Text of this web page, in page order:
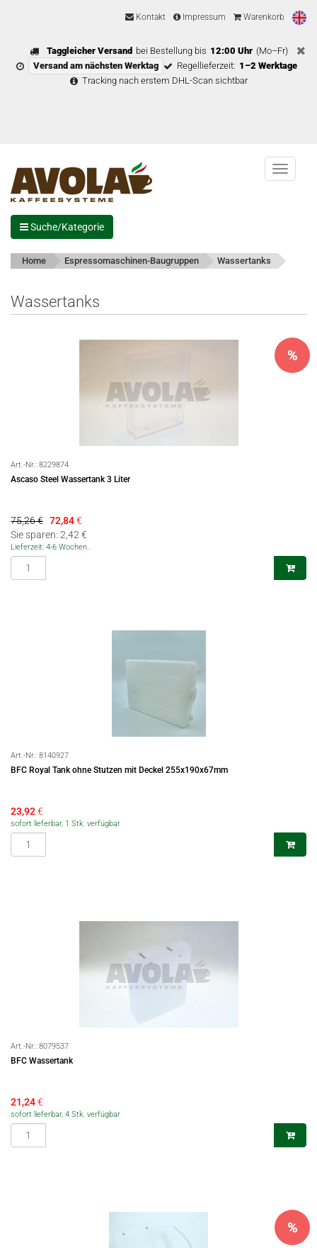
Kontakt Impressum Warenkorb
Taggleicher Versand bei Bestellung bis 12:00 Uhr (Mo–Fr)
Versand am nächsten Werktag
Regellieferzeit: 1–2 Werktage
Tracking nach erstem DHL-Scan sichtbar
Menu
Suche/Kategorie
Home Espressomaschinen-Baugruppen Wassertanks
Wassertanks
Art.-Nr.: 8229874
Ascaso Steel Wassertank 3 Liter
%
75,26 € 72,84€
Sie sparen: 2,42 €
Lieferzeit: 4-6 Wochen..
Art.-Nr.: 8140927
BFC Royal Tank ohne Stutzen mit Deckel 255x190x67mm
23,92€
sofort lieferbar, 1 Stk. verfügbar
Art.-Nr.: 8079537
BFC Wassertank
21,24€
sofort lieferbar, 4 Stk. verfügbar
%